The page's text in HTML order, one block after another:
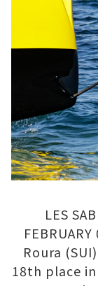
LES
Roura
18th place